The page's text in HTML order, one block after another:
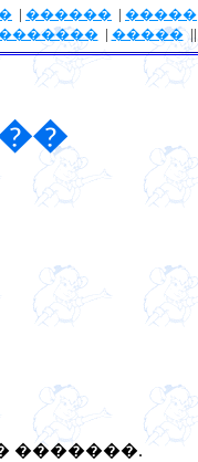
| ������ | �����
| �����||
�������.